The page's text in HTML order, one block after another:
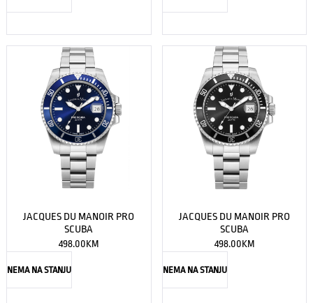
JACQUES DU MANOIR PRO
SCUBA
498.00KM
NEMA NA STANJU
JACQUES DU MANOIR PRO
SCUBA
498.00KM
NEMA NA STANJU